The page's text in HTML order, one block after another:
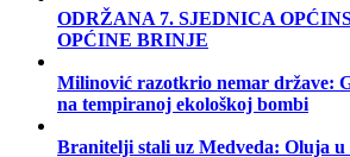
ODRŽANA 7. SJEDNICA
OPĆINE BRINJE
Milinović razotkrio nemar države:
na tempiranoj ekološkoj bombi
Branitelji stali uz Medveda: Oluja